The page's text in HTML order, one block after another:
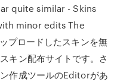
quite similar - Skins
minor edits The
プロードしたスキンを無
キン配布サイトです。さ
作成ツールのEditorがあ